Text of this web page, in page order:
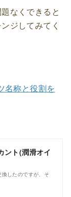
なくできると
ジしてみてく
名称と役割を
ント(潤滑オイ
したのですが、そ